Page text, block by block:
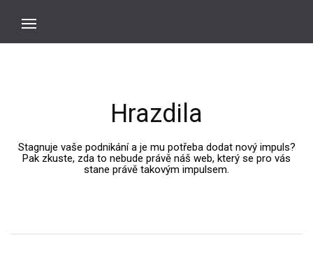
Hrazdila
Stagnuje vaše podnikání a je mu potřeba dodat nový impuls?
Pak zkuste, zda to nebude právě náš web, který se pro vás
stane právě takovým impulsem.